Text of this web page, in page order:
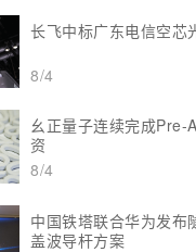
长飞中标广东电信空芯
8/4
幺正量子连续完成Pre-
资
8/4
中国铁塔联合华为发布
盖波导杆方案